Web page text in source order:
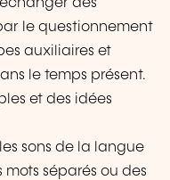
le questionnement
auxiliaires et
le temps présent.
et des idées
sons de la langue
séparés ou des